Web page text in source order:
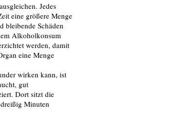
Jedes
eine größere Menge
bleibende Schäden
Alkoholkonsum
werden, damit
eine Menge
wirken kann, ist
gut
Dort sitzt die
Minuten